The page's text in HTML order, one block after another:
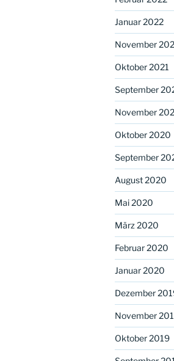
Januar 2022
November
Oktober 2021
September
November
Oktober 2020
September
August 2020
Mai 2020
März 2020
Februar 2020
Januar 2020
Dezember
November
Oktober 2019